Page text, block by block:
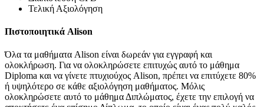
Τελική Αξιολόγηση
Πιστοποιητικά Alison
Όλα τα μαθήματα Alison είναι δωρεάν για εγγραφή και
ολοκλήρωση. Για να ολοκληρώσετε επιτυχώς αυτό το μάθημα
Diploma και να γίνετε πτυχιούχος Alison, πρέπει να επιτύχετε 80%
ή υψηλότερο σε κάθε αξιολόγηση μαθήματος. Μόλις
ολοκληρώσετε αυτό το μάθημα Διπλώματος, έχετε την επιλογή να